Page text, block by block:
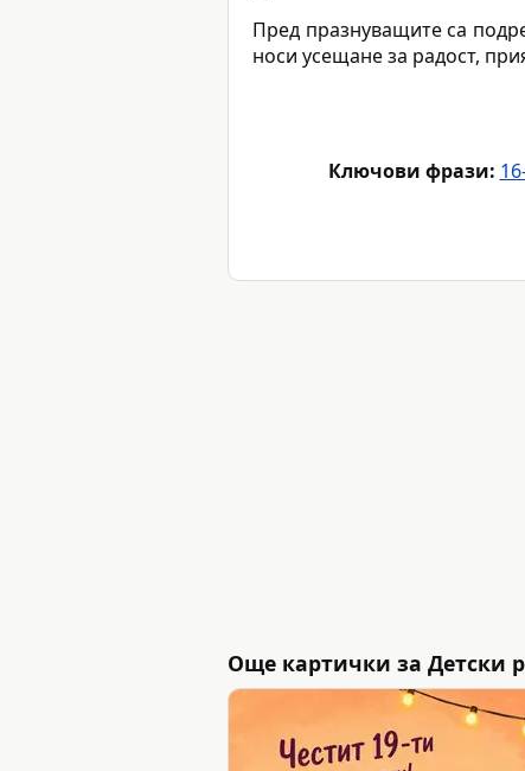
Пред празнуващите са
носи усещане за радост,
Ключови фрази:
Още картички за Детски